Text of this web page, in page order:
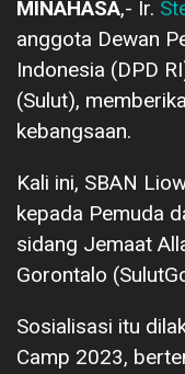
MINAHASA,- Ir.
anggota Dewan
Indonesia (DPD
(Sulut),
kebangsaan.
Kali ini, SBAN
kepada Pemuda
sidang Jemaat
Gorontalo
Sosialisasi itu
Camp 2023,